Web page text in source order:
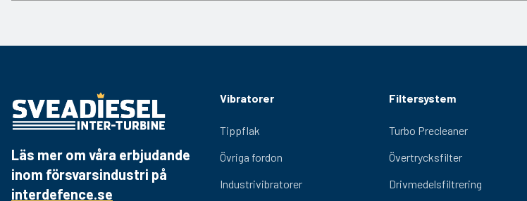
Läs mer om våra erbjudande
inom försvarsindustri på
interdefence.se
Vibratorer
Tippflak
Övriga fordon
Industrivibratorer
Filtersystem
Turbo Precleaner
Övertrycksfilter
Drivmedelsfiltrering